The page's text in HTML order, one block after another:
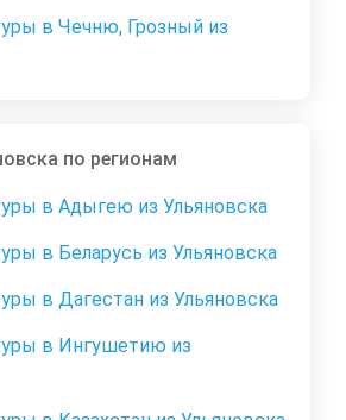
в Чечню, Грозный из
по регионам
в Адыгею из Ульяновска
в Беларусь из Ульяновска
в Дагестан из Ульяновска
в Ингушетию из